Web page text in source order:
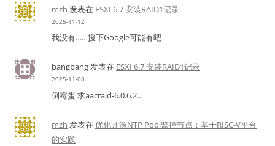
mzh 发表在 ESXI 6.7 安装RAID1记录
2025-11-12
我没有……搜下Google可能有吧
bangbang发表在 ESXI 6.7 安装RAID1记录
2025-11-08
倒霉蛋 求aacraid-6.0.6.2…
mzh 发表在优化开源NTP Pool监控节点：基于RISC-V平台
的实践